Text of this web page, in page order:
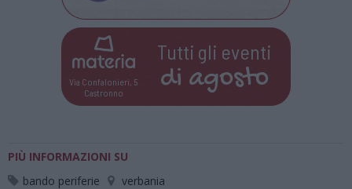
Via Confalonieri, 5
Castronno
Tutti gli eventi
di agosto
PIÙ INFORMAZIONI SU
bando periferie
verbania